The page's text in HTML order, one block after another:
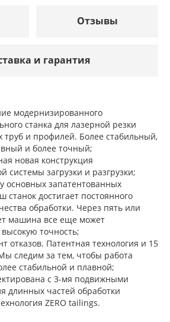
Отзывы
и гарантия
модернизированного
станка для лазерной резки
труб и профилей. Более стабильный,
и более точный;
новая конструкция
системы загрузки и разгрузки;
основных запатентованных
станок достигает постоянного
обработки. Через пять или
машина все еще может
точность;
отказов. Патентная технология и 15
следим за тем, чтобы работа
стабильной и плавной;
с 3-мя подвижными
длинных частей обработки
ZERO tailings.